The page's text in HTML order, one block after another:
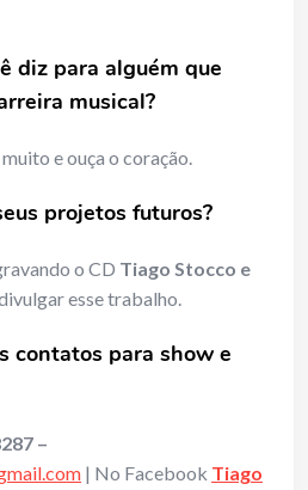
diz para alguém que
musical?
e ouça o coração.
projetos futuros?
o CD Tiago Stocco e
esse trabalho.
contatos para show e
–
| No Facebook Tiago